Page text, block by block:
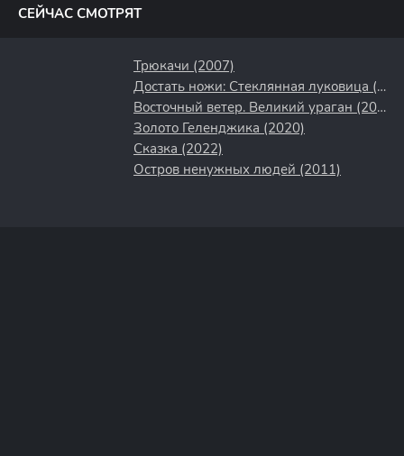
СЕЙЧАС СМОТРЯТ
Трюкачи (2007)
Достать ножи: Стеклянная луковица (2022)
Восточный ветер. Великий ураган (2021)
Золото Геленджика (2020)
Сказка (2022)
Остров ненужных людей (2011)